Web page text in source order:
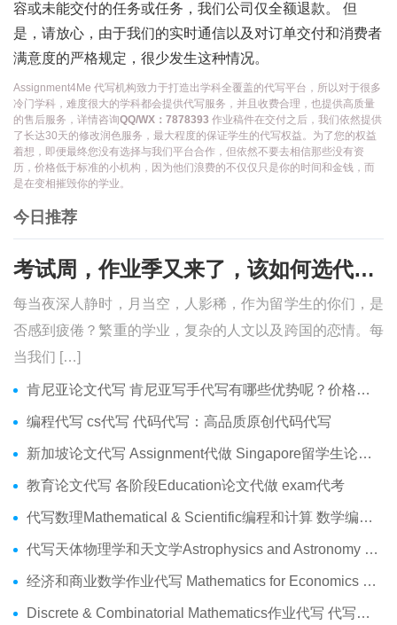
容或未能交付的任务或任务，我们公司仅全额退款。 但
是，请放心，由于我们的实时通信以及对订单交付和消费者
满意度的严格规定，很少发生这种情况。
Assignment4Me 代写机构致力于打造出学科全覆盖的代写平台，所以对于很多
冷门学科，难度很大的学科都会提供代写服务，并且收费合理，也提供高质量
的售后服务，详情咨询QQ/WX：7878393 作业稿件在交付之后，我们依然提供
了长达30天的修改润色服务，最大程度的保证学生的代写权益。为了您的权益
着想，即便最终您没有选择与我们平台合作，但依然不要去相信那些没有资
历，价格低于标准的小机构，因为他们浪费的不仅仅只是你的时间和金钱，而
是在变相摧毁你的学业。
今日推荐
考试周，作业季又来了，该如何选代写？便宜的代写、代考会有哪些问题？
每当夜深人静时，月当空，人影稀，作为留学生的你们，是
否感到疲倦？繁重的学业，复杂的人文以及跨国的恋情。每
当我们 […]
肯尼亚论文代写 肯尼亚写手代写有哪些优势呢？价格便宜吗？
编程代写 cs代写 代码代写：高品质原创代码代写
新加坡论文代写 Assignment代做 Singapore留学生论文代写服务
教育论文代写 各阶段Education论文代做 exam代考
代写数理Mathematical & Scientific编程和计算 数学编程作业代做
代写天体物理学和天文学Astrophysics and Astronomy 天文学Assignment代做
经济和商业数学作业代写 Mathematics for Economics Business代做Online exam代考
Discrete & Combinatorial Mathematics作业代写 代写离散 组合数学Assignment代做